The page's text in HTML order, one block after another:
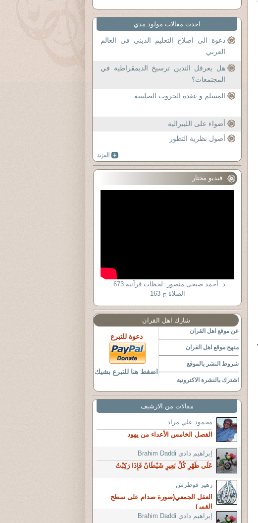
احدث مقالات مولود مدي
دعوة الى اصلاح التعليم الديني في العالم
العربي
هل يعرقل التدين ترسيخ الديمقراطية في
المجتمعات؟
المسلم و عقدة الحروب الصليبية
أضواء على الليبرالية
أصول نظرية التطور
فيديو مختار
د. أحمد صبحى منصور: لحظات قرآنية 673 :
الصلاة ج 163
شارك اهل القران
عن موقع اهل القران
منهج موقع اهل القران
شروط النشر بالموقع
اشترك بالنشرة الاكترونية
دعوة للتبرع
اضغط هنا للتبرع بشيك
مقالات من الارشيف
محمود علي مراد
الفصل الخامس الأعداء من يهود
إبراهيم دادي Brahim Daddi
عَلَى ظَهْرِ كُلِّ بَعِيرٍ شَيْطَانٌ فَإِذَا رَكِبْتُ
زهير قوطرش
العقل الجمعي(صورة صدام على سطح
القمر)
إبراهيم دادي Brahim Daddi